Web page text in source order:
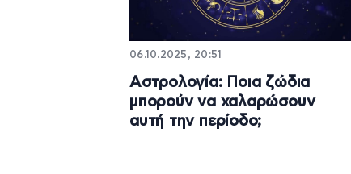
06.10.2025, 20:51
Αστρολογία: Ποια ζώδια
μπορούν να χαλαρώσουν
αυτή την περίοδο;